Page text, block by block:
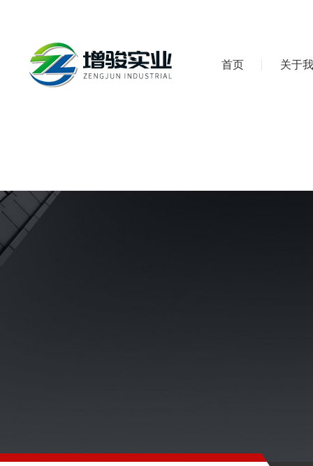
首页 关于